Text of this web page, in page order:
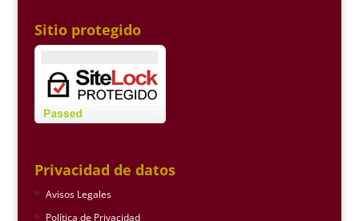
Sitio protegido
Privacidad de datos
Avisos Legales
Política de Privacidad